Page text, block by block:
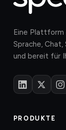
Eine Plattform
Sprache, Chat,
und bereit für
PRODUKTE